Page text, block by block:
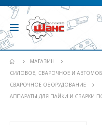
МАГАЗИН
СИЛОВОЕ, СВАРОЧНОЕ И
СВАРОЧНОЕ ОБОРУДОВАНИЕ
АППАРАТЫ ДЛЯ ПАЙКИ И СВАРКИ